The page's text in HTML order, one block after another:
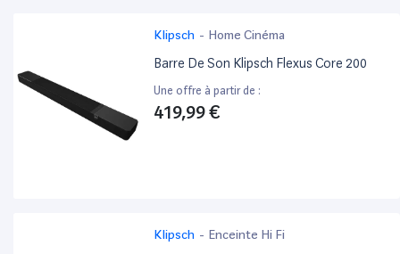
Klipsch - Home Cinéma
Barre De Son Klipsch Flexus Core 200
Une offre à partir de :
419,99 €
Klipsch - Enceinte Hi Fi